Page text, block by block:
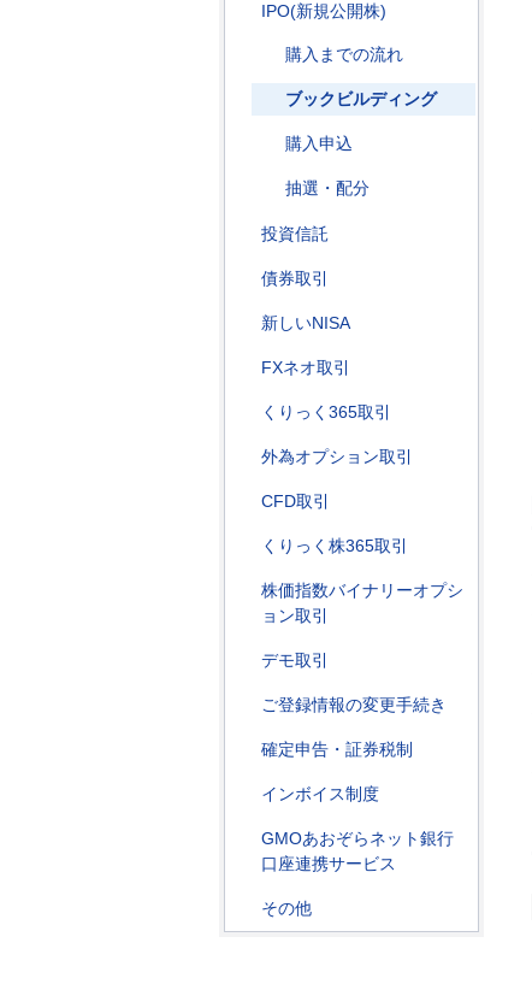
IPO(新規公開株)
購入までの流れ
ブックビルディング
購入申込
抽選・配分
投資信託
債券取引
新しいNISA
FXネオ取引
くりっく365取引
外為オプション取引
CFD取引
くりっく株365取引
株価指数バイナリーオプシ
ョン取引
デモ取引
ご登録情報の変更手続き
確定申告・証券税制
インボイス制度
GMOあおぞらネット銀行
口座連携サービス
その他